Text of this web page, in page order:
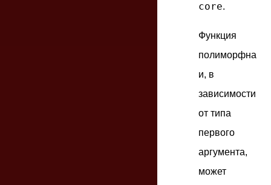
core.
Функция
полиморфна
и, в
зависимости
от типа
первого
аргумента,
может